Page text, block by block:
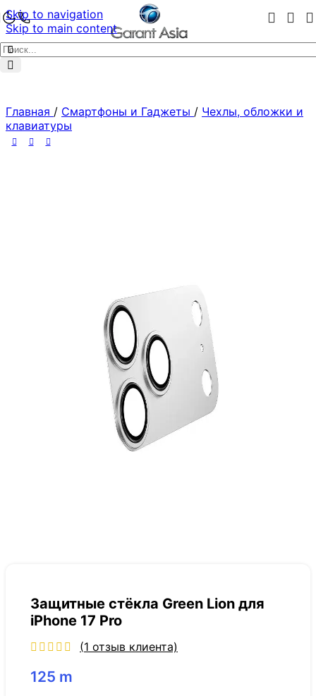
Skip to navigation
Skip to main content
Главная / Смартфоны и Гаджеты / Чехлы, обложки и
клавиатуры
Защитные стёкла Green Lion для
iPhone 17 Pro
(1 отзыв клиента)
125 m